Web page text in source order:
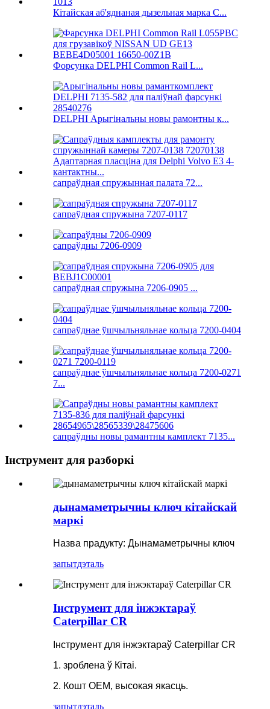
Кітайская аб'яднаная дызельная марка C...
Форсунка DELPHI Common Rail L...
DELPHI Арыгінальны новы рамонтны к...
сапраўдная спружынная палата 72...
сапраўдная спружына 7207-0117
сапраўдны 7206-0909
сапраўдная спружына 7206-0905 ...
сапраўднае ўшчыльняльнае кольца 7200-0404
сапраўднае ўшчыльняльнае кольца 7200-0271
7...
сапраўдны новы рамантны камплект 7135...
Інструмент для разборкі
дынамаметрычны ключ кітайскай
маркі
Назва прадукту: Дынамаметрычны ключ
запытдэталь
Інструмент для інжэктараў
Caterpillar CR
Інструмент для інжэктараў Caterpillar CR
1. зроблена ў Кітаі.
2. Кошт OEM, высокая якасць.
запытдэталь